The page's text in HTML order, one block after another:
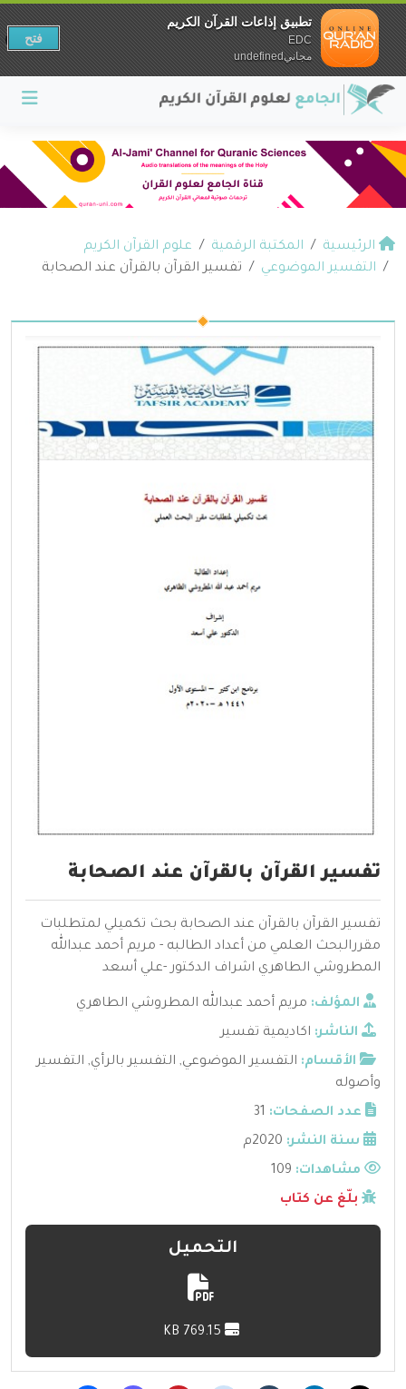
الرئيسية المكتبة الرقمية
علوم القرآن الكريم
التفسير الموضوعي
تفسير القرآن بالقرآن عند الصحابة
تفسير القرآن بالقرآن عند الصحابة
تفسير القرآن بالقرآن عند الصحابة بحث تكميلي لمتطلبات
مقررالبحث العلمي من أعداد الطالبه - مريم أحمد عبدالله
المطروشي الطاهري اشراف الدكتور -علي أسعد
المؤلف: مريم أحمد عبدالله المطروشي الطاهري
الناشر: اكاديمية تفسير
الأقسام: التفسير الموضوعي, التفسير بالرأي, التفسير
وأصوله
عدد الصفحات: 31
سنة النشر: 2020م
مشاهدات:
بلّغ عن كتاب
التحميل
تطبيق إذاعات القرآن الكريم
EDC
مجانيundefined
فتح